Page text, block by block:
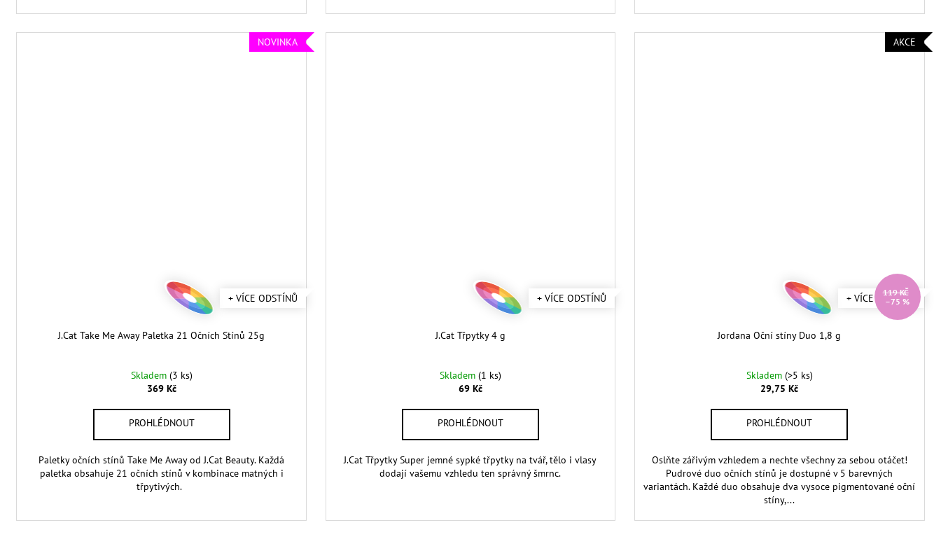
NOVINKA
+ VÍCE ODSTÍNŮ
J.Cat Take Me Away Paletka 21 Očních Stínů 25g
Skladem (3 ks)
369 Kč
Paletky očních stínů Take Me Away od J.Cat Beauty. Každá
paletka obsahuje 21 očních stínů v kombinace matných i
třpytivých.
+ VÍCE ODSTÍNŮ
J.Cat Třpytky 4 g
Skladem (1 ks)
69 Kč
J.Cat Třpytky Super jemné sypké třpytky na tvář, tělo i vlasy
dodají vašemu vzhledu ten správný šmrnc.
AKCE
+ VÍCE ODSTÍNŮ
119 KČ
–75 %
Jordana Oční stíny Duo 1,8 g
Skladem (>5 ks)
29,75 Kč
Oslňte zářivým vzhledem a nechte všechny za sebou otáčet!
Pudrové duo očních stínů je dostupné v 5 barevných
variantách. Každé duo obsahuje dva vysoce pigmentované oční
stíny,...